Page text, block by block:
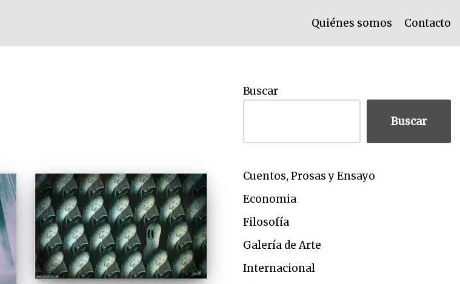
Quiénes somos Contacto
Buscar
Buscar
Cuentos, Prosas y Ensayo
Economia
Filosofía
Galería de Arte
Internacional